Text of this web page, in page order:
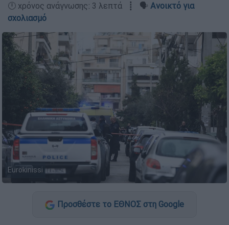
🕛 χρόνος ανάγνωσης: 3 λεπτά ┋ 🗣️ Ανοικτό για
σχολιασμό
Eurokinissi
Προσθέστε το ΕΘΝΟΣ στη Google